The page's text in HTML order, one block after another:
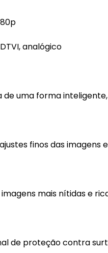
analógico
de uma forma
finos das
mais nítidas e
de proteção contra